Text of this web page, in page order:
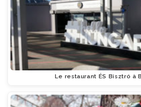
Le restaurant ÉS Bisztró à